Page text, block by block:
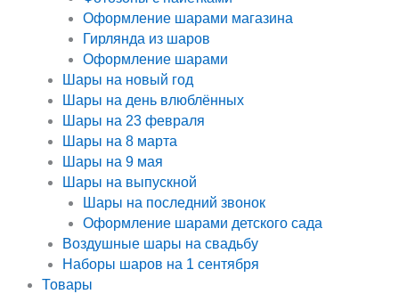
Оформление шарами магазина
Гирлянда из шаров
Оформление шарами
Шары на новый год
Шары на день влюблённых
Шары на 23 февраля
Шары на 8 марта
Шары на 9 мая
Шары на выпускной
Шары на последний звонок
Оформление шарами детского сада
Воздушные шары на свадьбу
Наборы шаров на 1 сентября
Товары